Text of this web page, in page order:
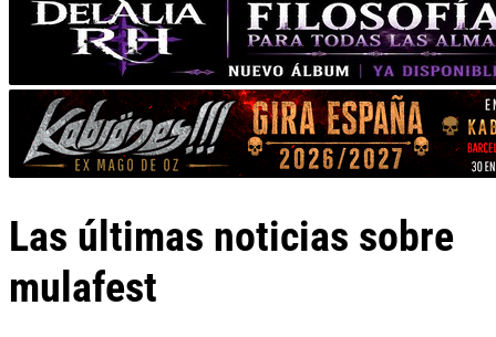
Las últimas noticias sobre
mulafest